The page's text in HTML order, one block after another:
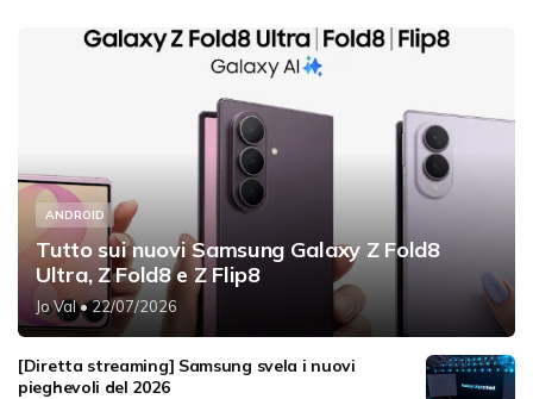
ANDROID
Tutto sui nuovi Samsung Galaxy Z Fold8
Ultra, Z Fold8 e Z Flip8
Jo Val• 22/07/2026
[Diretta streaming] Samsung svela i nuovi
pieghevoli del 2026